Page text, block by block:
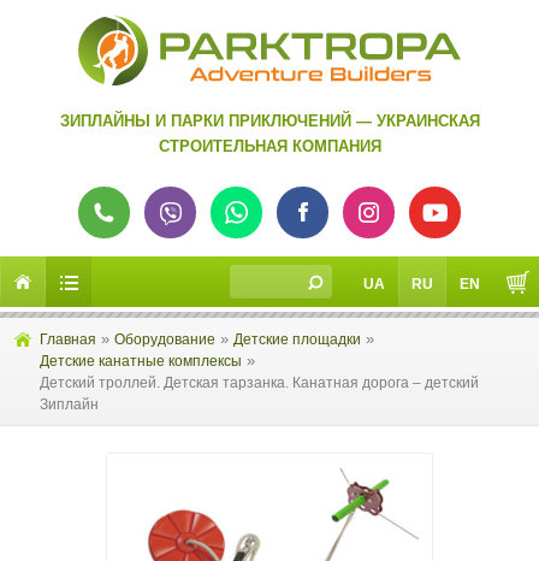
ЗИПЛАЙНЫ И ПАРКИ ПРИКЛЮЧЕНИЙ — УКРАИНСКАЯ
СТРОИТЕЛЬНАЯ КОМПАНИЯ
UA RU EN
Главная » Оборудование » Детские площадки »
Детские канатные комплексы »
Детский троллей. Детская тарзанка. Канатная дорога – детский
Зиплайн